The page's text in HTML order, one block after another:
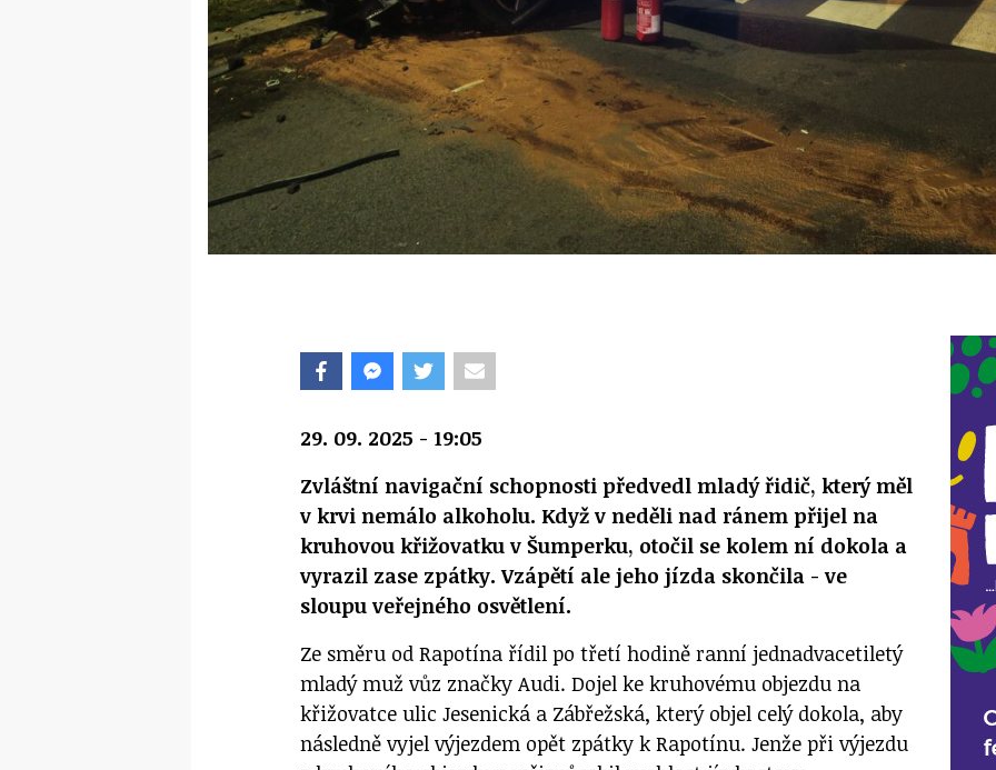
29. 09. 2025 - 19:05
Zvláštní navigační schopnosti předvedl mladý řidič, který měl
v krvi nemálo alkoholu. Když v neděli nad ránem přijel na
kruhovou křižovatku v Šumperku, otočil se kolem ní dokola a
vyrazil zase zpátky. Vzápětí ale jeho jízda skončila - ve
sloupu veřejného osvětlení.
Ze směru od Rapotína řídil po třetí hodině ranní jednadvacetiletý
mladý muž vůz značky Audi. Dojel ke kruhovému objezdu na
křižovatce ulic Jesenická a Zábřežská, který objel celý dokola, aby
následně vyjel výjezdem opět zpátky k Rapotínu. Jenže při výjezdu